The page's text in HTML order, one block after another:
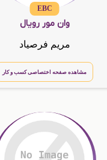
EBC
وان مور رویال
مریم فرصیاد
مشاهده صفحه اختصاصی کسب و کار